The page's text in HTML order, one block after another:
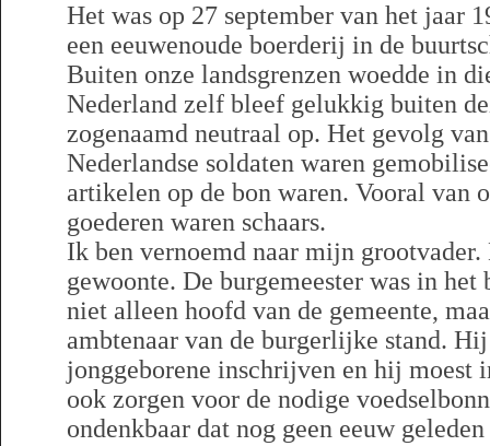
Het was op 27 september van het jaar
een eeuwenoude boerderij in de
Buiten onze landsgrenzen woedde in
Nederland zelf bleef gelukkig buiten
zogenaamd neutraal op. Het gevolg
Nederlandse soldaten waren
artikelen op de bon waren. Vooral van
goederen waren schaars.
Ik ben vernoemd naar mijn
gewoonte. De burgemeester was in
niet alleen hoofd van de gemeente,
ambtenaar van de burgerlijke stand.
jonggeborene inschrijven en hij moest
ook zorgen voor de nodige
ondenkbaar dat nog geen eeuw